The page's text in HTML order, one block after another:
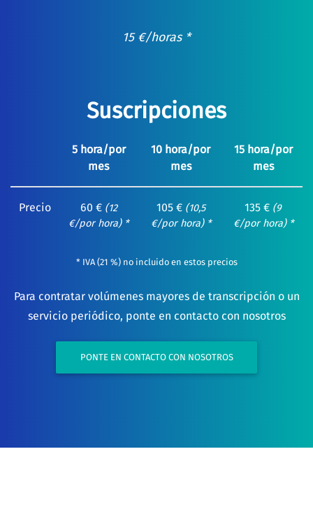
15 €/horas *
Suscripciones
5 hora/por
mes
10 hora/por
mes
15 hora/por
mes
Precio 60 € (12
€/por hora) *
105 € (10,5
€/por hora) *
135 € (9
€/por hora) *
* IVA (21 %) no incluido en estos precios
Para contratar volúmenes mayores de transcripción o un
servicio periódico, ponte en contacto con nosotros
PONTE EN CONTACTO CON NOSOTROS